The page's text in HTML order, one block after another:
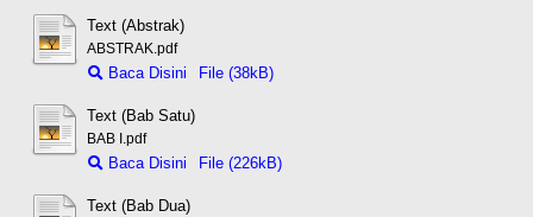
Text (Abstrak)
ABSTRAK.pdf
Baca Disini File (38kB)
Text (Bab Satu)
BAB I.pdf
Baca Disini File (226kB)
Text (Bab Dua)